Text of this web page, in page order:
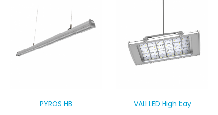
PYROS HB VALI LED High bay